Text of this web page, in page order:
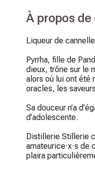
À propos
Liqueur de
Pyrrha, fille de
dieux, trône sur le
alors où lui ont été
oracles, les
Sa douceur n’a
d’adolescente.
Distillerie Stillerie
amateurice·x·s de
plaira